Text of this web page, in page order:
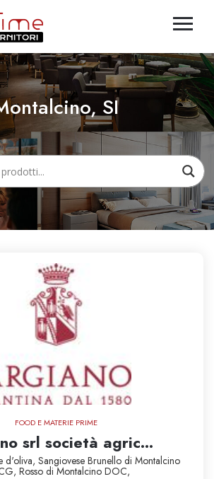
SI
FOOD E MATERIE PRIME
srl società agric...
d'oliva, Sangiovese Brunello di Montalcino
Rosso di Montalcino DOC,